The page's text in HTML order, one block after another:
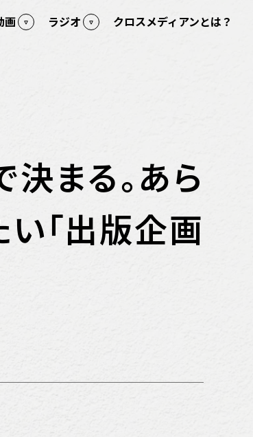
画 ラジオ クロスメディアンとは？
決まる。あら
「出版企画